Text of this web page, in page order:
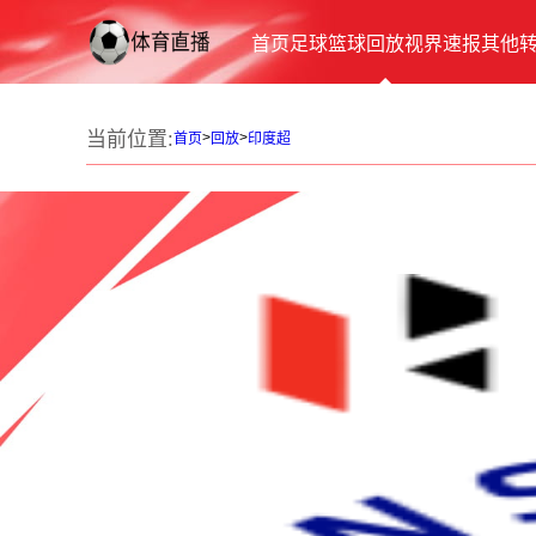
首页足球篮球回放视界速报其他
当前位置:首页>回放>印度超